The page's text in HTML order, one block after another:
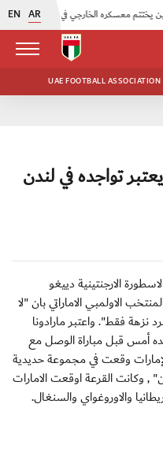
EN AR
اتحاد الكرة يُنظم ورشة عمل للمراقبين المعتمدين |
UAE FOOTBALL ASSOCIATION
تواجده في لندن
25 ابريل 2012: وجه الاسطورة الارجنتينية دييغو
الاولمبي الاماراتي بان "لا
في اولمبياد لندن 2012 مجرد نزهة فقط". واعتبر مارادونا
أمس قبل مباراة الوصل مع
وقعت في مجموعة حديدية
, وكانت القرعة اوقعت الامارات
والاوروغواي والسنغال.